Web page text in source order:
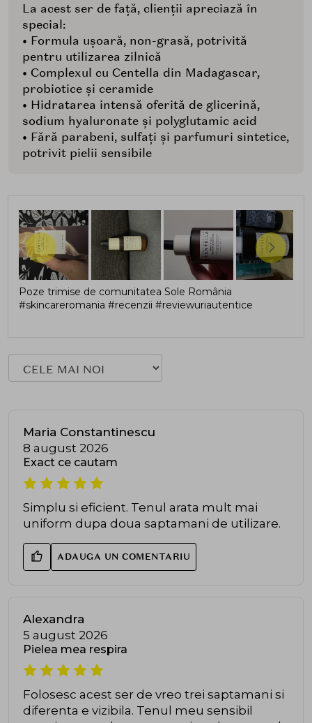
La acest ser de față, clienții apreciază în
special:
• Formula ușoară, non-grasă, potrivită
pentru utilizarea zilnică
• Complexul cu Centella din Madagascar,
probiotice și ceramide
• Hidratarea intensă oferită de glicerină,
sodium hyaluronate și polyglutamic acid
• Fără parabeni, sulfați și parfumuri sintetice,
potrivit pielii sensibile
Poze trimise de comunitatea Sole România
#skincareromania #recenzii #reviewuriautentice
Maria Constantinescu
8 august 2026
Exact ce cautam
Simplu si eficient. Tenul arata mult mai
uniform dupa doua saptamani de utilizare.
ADAUGA UN COMENTARIU
Alexandra
5 august 2026
Pielea mea respira
Folosesc acest ser de vreo trei saptamani si
diferenta e vizibila. Tenul meu sensibil